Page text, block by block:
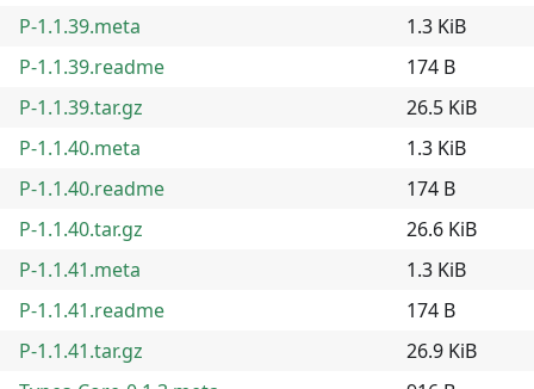
P-1.1.39.meta
1.3 KiB
P-1.1.39.readme
174 B
P-1.1.39.tar.gz
26.5 KiB
P-1.1.40.meta
1.3 KiB
P-1.1.40.readme
174 B
P-1.1.40.tar.gz
26.6 KiB
P-1.1.41.meta
1.3 KiB
P-1.1.41.readme
174 B
P-1.1.41.tar.gz
26.9 KiB